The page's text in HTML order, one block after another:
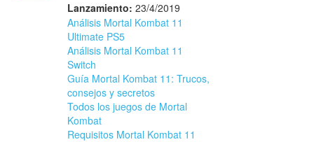
Lanzamiento: 23/4/2019
Análisis Mortal Kombat 11
Ultimate PS5
Análisis Mortal Kombat 11
Switch
Guía Mortal Kombat 11: Trucos,
consejos y secretos
Todos los juegos de Mortal
Kombat
Requisitos Mortal Kombat 11